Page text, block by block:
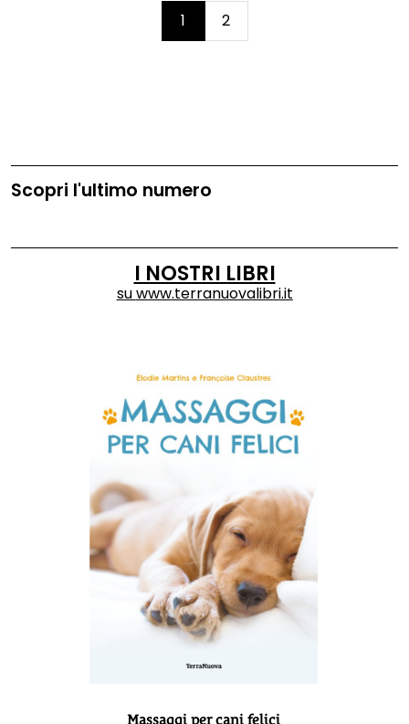
Page
navigation
Current
1 Page
2
Scopri l'ultimo numero
I NOSTRI LIBRI
suwww.terranuovalibri.it
Massaggi per cani felici